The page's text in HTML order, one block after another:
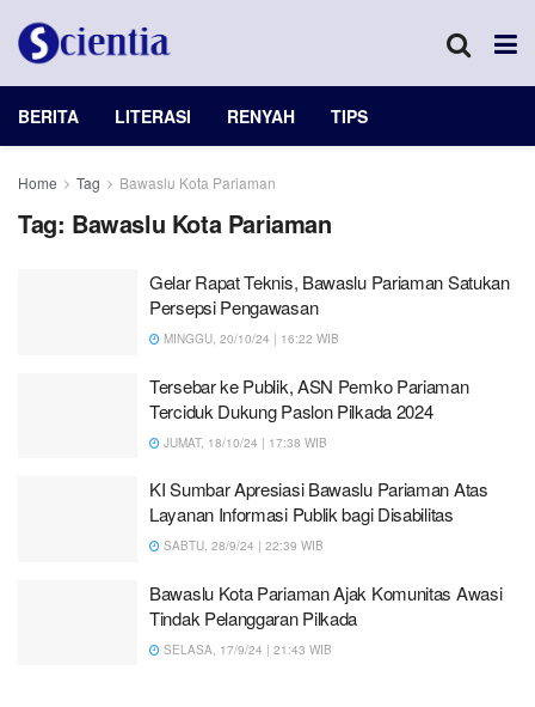
BERITA LITERASI RENYAH TIPS
Home Tag Bawaslu Kota Pariaman
Tag: Bawaslu Kota Pariaman
Gelar Rapat Teknis, Bawaslu Pariaman Satukan
Persepsi Pengawasan
MINGGU, 20/10/24 | 16:22 WIB
Tersebar ke Publik, ASN Pemko Pariaman
Terciduk Dukung Paslon Pilkada 2024
JUMAT, 18/10/24 | 17:38 WIB
KI Sumbar Apresiasi Bawaslu Pariaman Atas
Layanan Informasi Publik bagi Disabilitas
SABTU, 28/9/24 | 22:39 WIB
Bawaslu Kota Pariaman Ajak Komunitas Awasi
Tindak Pelanggaran Pilkada
SELASA, 17/9/24 | 21:43 WIB